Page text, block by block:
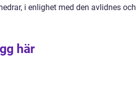
i enlighet med den avlidnes och
här